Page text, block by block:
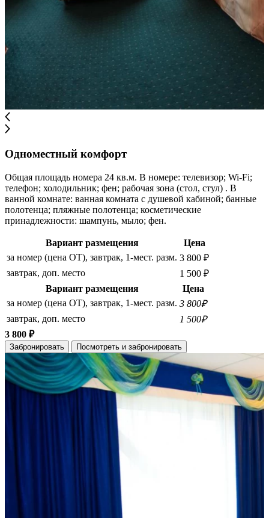
Одноместный комфорт
Общая площадь номера 24 кв.м. В номере: телевизор; Wi-Fi;
телефон; холодильник; фен; рабочая зона (стол, стул) . В
ванной комнате: ванная комната с душевой кабиной; банные
полотенца; пляжные полотенца; косметические
принадлежности: шампунь, мыло; фен.
Вариант размещения
Цена
за номер (цена ОТ), завтрак, 1-мест. разм. 3 800 ₽
завтрак, доп. место
1 500 ₽
Вариант размещения
Цена
за номер (цена ОТ), завтрак, 1-мест. разм. 3 800₽
завтрак, доп. место
1 500₽
3 800 ₽
Забронировать Посмотреть и забронировать